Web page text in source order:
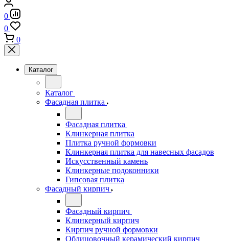
0
0
0
Каталог
Каталог
Фасадная плитка
Фасадная плитка
Клинкерная плитка
Плитка ручной формовки
Клинкерная плитка для навесных фасадов
Искусственный камень
Клинкерные подоконники
Гипсовая плитка
Фасадный кирпич
Фасадный кирпич
Клинкерный кирпич
Кирпич ручной формовки
Облицовочный керамический кирпич